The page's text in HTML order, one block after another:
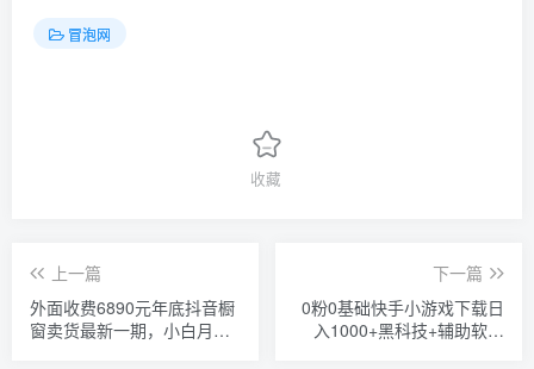
冒泡网
收藏
上一篇
外面收费6890元年底抖音橱
窗卖货最新一期，小白月入3
下一篇
0粉0基础快手小游戏下载日
入1000+黑科技+辅助软件